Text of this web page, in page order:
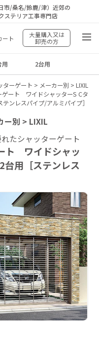
市/桑名/鈴鹿/津）近郊の
ステリア工事専門店
ート
大量購入又は
卸売の方
用 2台用
ターゲート > メーカー別 > LIXIL
ート ワイドシャッターS Cタ
ンレスパイプ/アルミパイプ］
ー別 > LIXIL
たシャッターゲート
ト ワイドシャッ
台用［ステンレス